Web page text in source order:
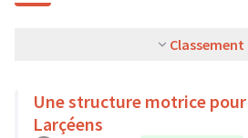
Une structure motrice
Larçéens